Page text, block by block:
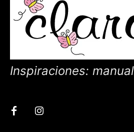
Inspiraciones: